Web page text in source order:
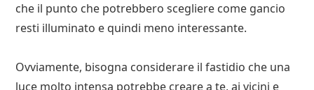
che il punto che potrebbero scegliere come gancio
resti illuminato e quindi meno interessante.
Ovviamente, bisogna considerare il fastidio che una
luce molto intensa potrebbe creare a te, ai vicini e